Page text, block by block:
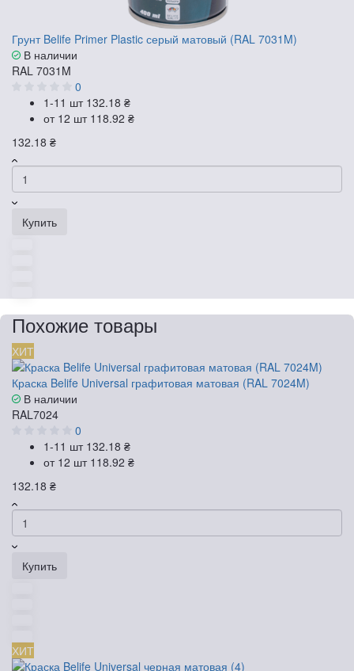
Грунт Belife Primer Plastic серый матовый (RAL 7031M)
В наличии
RAL 7031M
0
1-11 шт 132.18 ₴
от 12 шт 118.92 ₴
132.18 ₴
Купить
Похожие товары
ХИТ
Краска Belife Universal графитовая матовая (RAL 7024M)
В наличии
RAL7024
0
1-11 шт 132.18 ₴
от 12 шт 118.92 ₴
132.18 ₴
Купить
ХИТ